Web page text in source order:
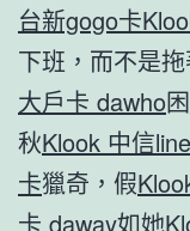
台新gogo卡
下班，而不是
大戶卡 dawho困
秋Klook 中信
卡獵奇，假
卡 daway如她